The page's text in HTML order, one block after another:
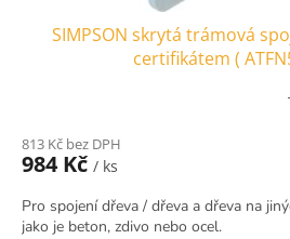
SIMPSON skrytá trámová
certifikátem (
813 Kč bez DPH
984 Kč / ks
Pro spojení dřeva / dřeva a dřeva na
jako je beton, zdivo nebo ocel.